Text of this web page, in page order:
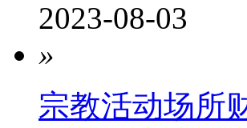
2023-08-03
»
宗教活动场所